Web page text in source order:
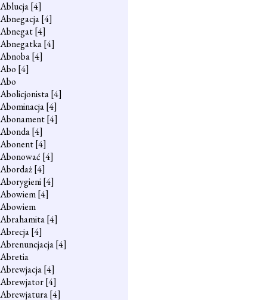
Ablucja[4]
Abnegacja[4]
Abnegat[4]
Abnegatka[4]
Abnoba[4]
Abo [4]
Abo
Abolicjonista[4]
Abominacja[4]
Abonament[4]
Abonda[4]
Abonent[4]
Abonować [4]
Abordaż[4]
Aborygieni[4]
Abowiem[4]
Abowiem
Abrahamita[4]
Abrecja[4]
Abrenuncjacja[4]
Abretia
Abrewjacja[4]
Abrewjator[4]
Abrewjatura[4]